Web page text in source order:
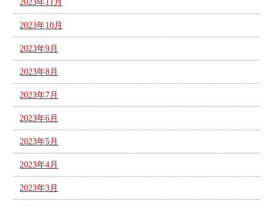
2023年11月
2023年10月
2023年9月
2023年8月
2023年7月
2023年6月
2023年5月
2023年4月
2023年3月